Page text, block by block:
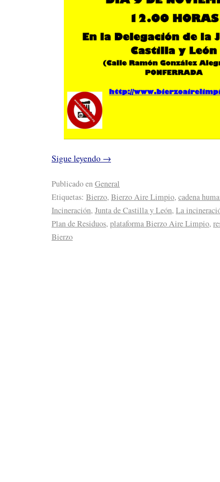
Sigue leyendo →
Publicado enGeneral
Etiquetas: Bierzo, Bierzo Aire Limpio, cadena
Incineración, Junta de Castilla y León, La
Plan de Residuos, plataforma Bierzo Aire Limpio,
Bierzo